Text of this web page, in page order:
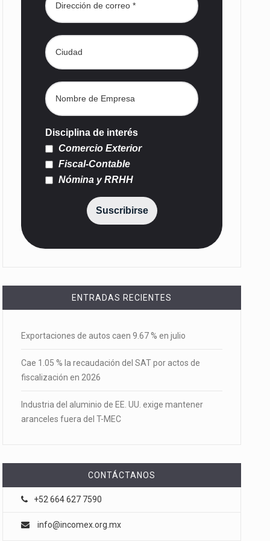
Disciplina de interés
Comercio Exterior
Fiscal-Contable
Nómina y RRHH
Suscribirse
ENTRADAS RECIENTES
Exportaciones de autos caen 9.67 % en julio
Cae 1.05 % la recaudación del SAT por actos de
fiscalización en 2026
Industria del aluminio de EE. UU. exige mantener
aranceles fuera del T-MEC
CONTÁCTANOS
+52 664 627 7590
info@incomex.org.mx